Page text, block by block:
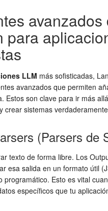
avanzados
para
LLM más sofisticadas,
avanzados que permiten
Estos son clave para ir más
crear sistemas
(Parsers de
texto de forma libre. Los
esa salida en un formato útil
programático. Esto es vital
específicos que tu